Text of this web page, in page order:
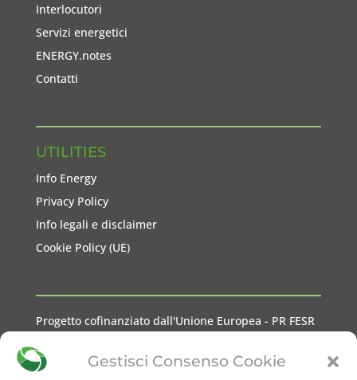
Gestisci Consenso Cookie
Interlocutori
Servizi energetici
ENERGY.notes
Contatti
UTILITIES
Info Energy
Privacy Policy
Info legali e disclaimer
Cookie Policy (UE)
Progetto cofinanziato dall'Unione Europea - PR FESR